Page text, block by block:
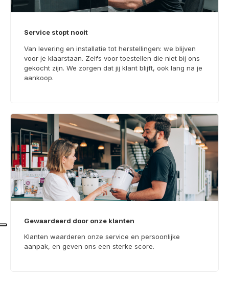
Service stopt nooit
Van levering en installatie tot herstellingen: we blijven
voor je klaarstaan. Zelfs voor toestellen die niet bij ons
gekocht zijn. We zorgen dat jij klant blijft, ook lang na je
aankoop.
Gewaardeerd door onze klanten
Klanten waarderen onze service en persoonlijke
aanpak, en geven ons een sterke score.